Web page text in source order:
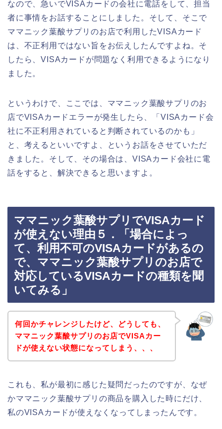
なので、急いでVISAカードの会社に電話をして、担当
者に事情をお話することにしました。そして、そこで
ママニック葉酸サプリのお店で利用したVISAカード
は、不正利用ではない旨をお伝えしたんですよね。そ
したら、VISAカードが問題なく利用できるようになり
ました。
というわけで、ここでは、ママニック葉酸サプリのお
店でVISAカードエラーが発生したら、「VISAカード会
社に不正利用されていると判断されているのかも」
と、考えるといいですよ、というお話をさせていただ
きました。そして、その場合は、VISAカード会社に電
話をすると、解決できると思いますよ。
ママニック葉酸サプリでVISAカード
が使えない理由５．「場合によっ
て、利用不可のVISAカードがあるの
で、ママニック葉酸サプリのお店で
対応しているVISAカードの種類を聞
いてみる」
何回かチャレンジしたけど、どうしても、
ママニック葉酸サプリのお店でVISAカー
ドが使えない状態になってしまう、、、
これも、私が最初に感じた疑問だったのですが、なぜ
かママニック葉酸サプリの商品を購入した時にだけ、
私のVISAカードが使えなくなってしまったんです。